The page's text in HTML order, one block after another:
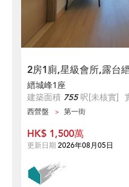
2房1廁,星級會所,露台
縉城峰1座
建築面積 755呎[未核實]
西營盤 第一街
HK$ 1,500萬
更新日期 2026年08月05日